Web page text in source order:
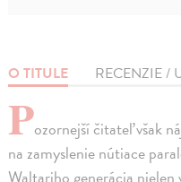
O TITULE RECENZIE /
Pozornejší čitateľ však
na zamyslenie nútiace
Waltariho generácia